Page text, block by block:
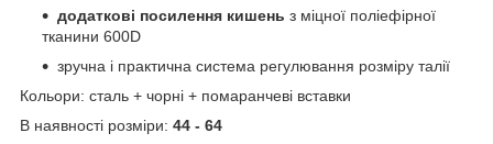
додаткові посилення кишень з міцної поліефірної
тканини 600D
зручна і практична система регулювання розміру талії
Кольори: сталь + чорні + помаранчеві вставки
В наявності розміри: 44 - 64